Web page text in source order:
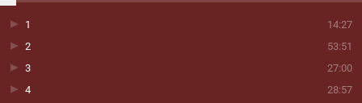
14:27
1
53:51
2
27:00
3
28:57
4